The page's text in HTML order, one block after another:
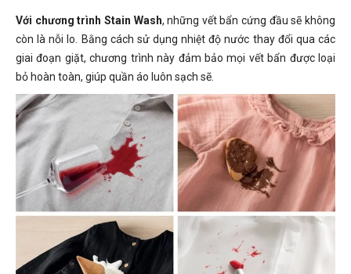
Với chương trình Stain Wash, những vết bẩn cứng đầu sẽ không
còn là nỗi lo. Bằng cách sử dụng nhiệt độ nước thay đổi qua các
giai đoạn giặt, chương trình này đảm bảo mọi vết bẩn được loại
bỏ hoàn toàn, giúp quần áo luôn sạch sẽ.